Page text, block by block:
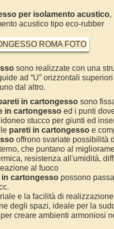
per isolamento acustico,
acustico tipo eco-rubber
sono realizzate con una
ad “U” orizzontali
dal altro.
in cartongesso sono
in cartongesso ed i punti
stucco per giunti ed
pareti in cartongesso e
offrono svariate possibilità
che puntano al
resistenza all'umidità,
al fuoco
in cartongesso possono
e la facilità di
degli spazi, ideale per la
creare ambienti armoniosi